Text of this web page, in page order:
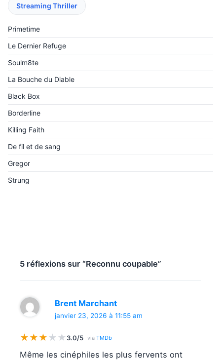
Streaming Thriller
Primetime
Le Dernier Refuge
Soulm8te
La Bouche du Diable
Black Box
Borderline
Killing Faith
De fil et de sang
Gregor
Strung
5 réflexions sur “Reconnu coupable”
Brent Marchant
janvier 23, 2026 à 11:55 am
★★★★ ★ 3.0/5 via TMDb
Même les cinéphiles les plus fervents ont